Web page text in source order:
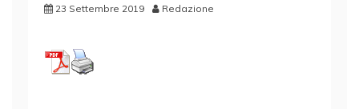
23 Settembre 2019 Redazione